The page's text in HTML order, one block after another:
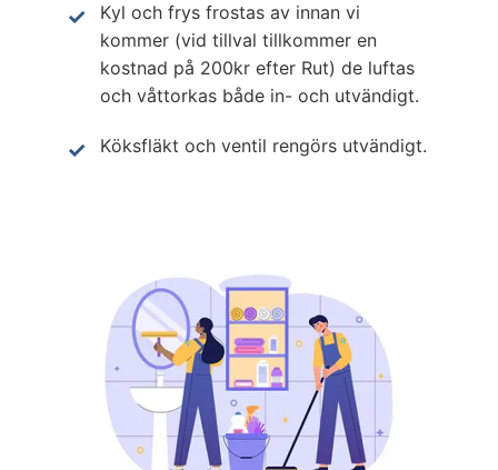
Kyl och frys frostas av innan vi
kommer (vid tillval tillkommer en
kostnad på 200kr efter Rut) de luftas
och våttorkas både in- och utvändigt.
Köksfläkt och ventil rengörs utvändigt.